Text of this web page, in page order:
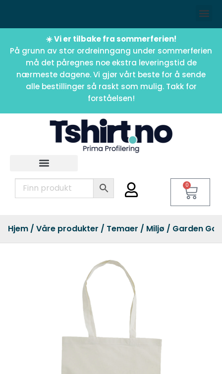
☀️ Vi er tilbake fra sommerferien!
På grunn av stor ordreinngang under sommerferien
må det påregnes noe ekstra leveringstid de
nærmeste dagene. Vi gjør vårt beste for å sende
alle bestillinger så raskt som mulig. Takk for
forståelsen!
0
Hjem / Våre produkter / Temaer / Miljø / Garden